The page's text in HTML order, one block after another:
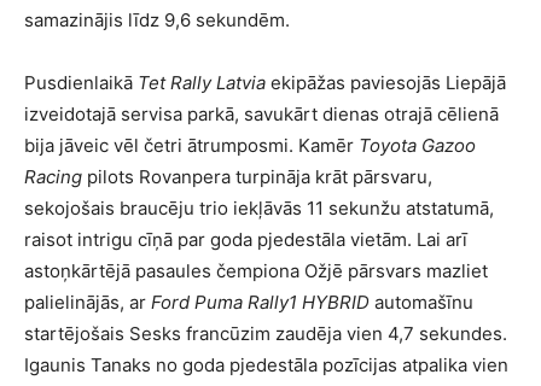
samazinājis līdz 9,6 sekundēm.
Pusdienlaikā Tet Rally Latvia ekipāžas paviesojās Liepājā
izveidotajā servisa parkā, savukārt dienas otrajā cēlienā
bija jāveic vēl četri ātrumposmi. Kamēr Toyota Gazoo
Racing pilots Rovanpera turpināja krāt pārsvaru,
sekojošais braucēju trio iekļāvās 11 sekunžu atstatumā,
raisot intrigu cīņā par goda pjedestāla vietām. Lai arī
astoņkārtējā pasaules čempiona Ožjē pārsvars mazliet
palielinājās, ar Ford Puma Rally1 HYBRID automašīnu
startējošais Sesks francūzim zaudēja vien 4,7 sekundes.
Igaunis Tanaks no goda pjedestāla pozīcijas atpalika vien